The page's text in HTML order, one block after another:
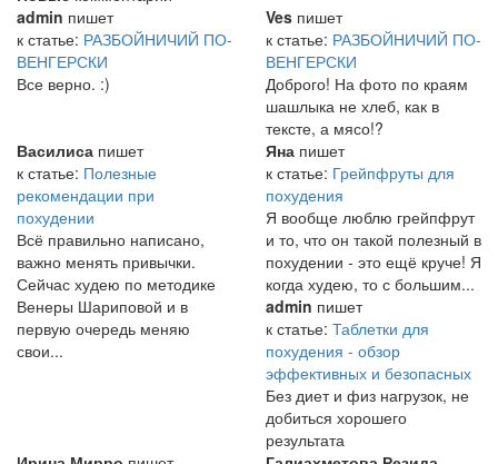
admin пишет
к статье: РАЗБОЙНИЧИЙ ПО-
ВЕНГЕРСКИ
Все верно. :)
Ves пишет
к статье: РАЗБОЙНИЧИЙ ПО-
ВЕНГЕРСКИ
Доброго! На фото по краям
шашлыка не хлеб, как в
тексте, а мясо!?
Василиса пишет
к статье: Полезные
рекомендации при
похудении
Всё правильно написано,
важно менять привычки.
Сейчас худею по методике
Венеры Шариповой и в
первую очередь меняю
свои...
Яна пишет
к статье: Грейпфруты для
похудения
Я вообще люблю грейпфрут
и то, что он такой полезный в
похудении - это ещё круче! Я
когда худею, то с большим...
admin пишет
к статье: Таблетки для
похудения - обзор
эффективных и безопасных
Без диет и физ нагрузок, не
добиться хорошего
результата